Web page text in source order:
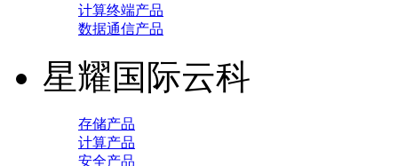
计算终端产品
数据通信产品
星耀国际云科
存储产品
计算产品
安全产品